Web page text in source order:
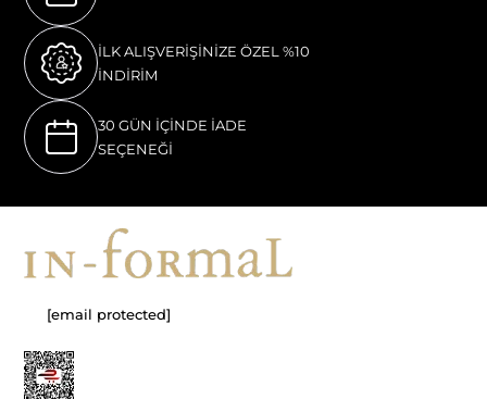
İLK ALIŞVERİŞİNİZE ÖZEL %10
İNDİRİM
30 GÜN İÇİNDE İADE
SEÇENEĞİ
[email protected]